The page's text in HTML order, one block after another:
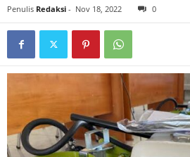
Penulis Redaksi - Nov 18, 2022 0